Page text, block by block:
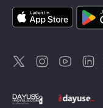
DayuseSingapur
DayuseZweden
DayuseThailand
DayuseNeuseeland
DayuseTürkei